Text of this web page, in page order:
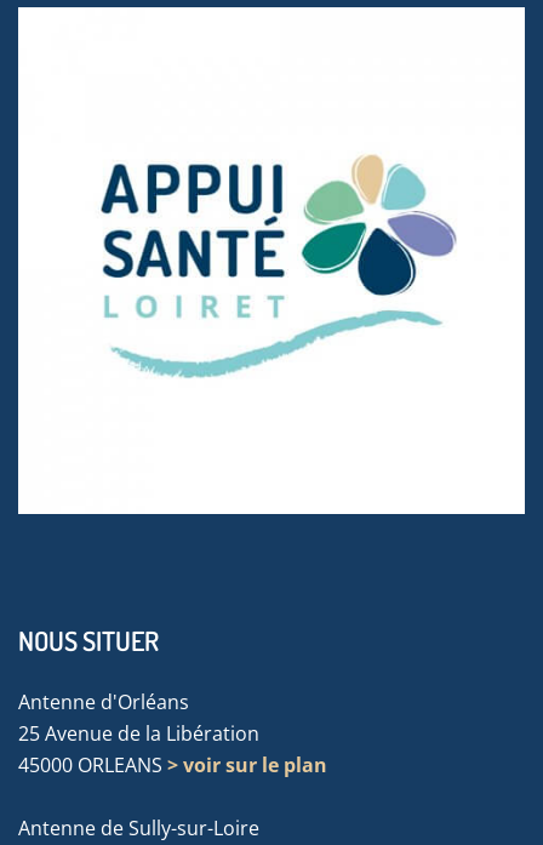
NOUS SITUER
Antenne d'Orléans
25 Avenue de la Libération
45000 ORLEANS > voir sur le plan
Antenne de Sully-sur-Loire